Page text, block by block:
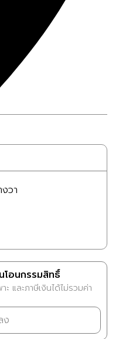
วา
โอนกรรมสิทธิ์
และภาษีเงินได้ไม่รวมค่า
ง